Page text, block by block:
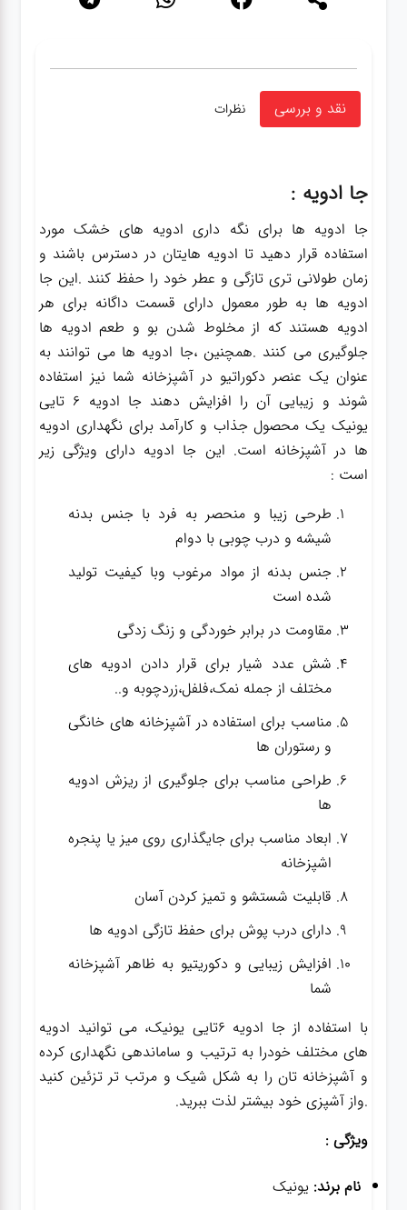
نقد و بررسی نظرات
جا ادویه :
جا ادویه ها برای نگه داری ادویه های خشک مورد
استفاده قرار دهید تا ادویه هایتان در دسترس باشند و
زمان طولانی تری تازگی و عطر خود را حفظ کنند .این جا
ادویه ها به طور معمول دارای قسمت داگانه برای هر
ادویه هستند که از مخلوط شدن بو و طعم ادویه ها
جلوگیری می کنند .همچنین ،جا ادویه ها می توانند به
عنوان یک عنصر دکوراتیو در آشپزخانه شما نیز استفاده
شوند و زیبایی آن را افزایش دهند جا ادویه 6 تایی
یونیک یک محصول جذاب و کارآمد برای نگهداری ادویه
ها در آشپزخانه است. این جا ادویه دارای ویژگی زیر
است :
طرحی زیبا و منحصر به فرد با جنس بدنه
شیشه و درب چوبی با دوام
جنس بدنه از مواد مرغوب وبا کیفیت تولید
شده است
مقاومت در برابر خوردگی و زنگ زدگی
شش عدد شیار برای قرار دادن ادویه های
مختلف از جمله نمک،فلفل،زردچوبه و..
مناسب برای استفاده در آشپزخانه های خانگی
و رستوران ها
طراحی مناسب برای جلوگیری از ریزش ادویه
ها
ابعاد مناسب برای جایگذاری روی میز یا پنجره
اشپزخانه
قابلیت شستشو و تمیز کردن آسان
دارای درب پوش برای حفظ تازگی ادویه ها
افزایش زیبایی و دکوریتیو به ظاهر آشپزخانه
شما
با استفاده از جا ادویه 6تایی یونیک، می توانید ادویه
های مختلف خودرا به ترتیب و ساماندهی نگهداری کرده
و آشپزخانه تان را به شکل شیک و مرتب تر تزئین کنید
.واز آشپزی خود بیشتر لذت ببرید.
ویژگی :
نام برند: یونیک